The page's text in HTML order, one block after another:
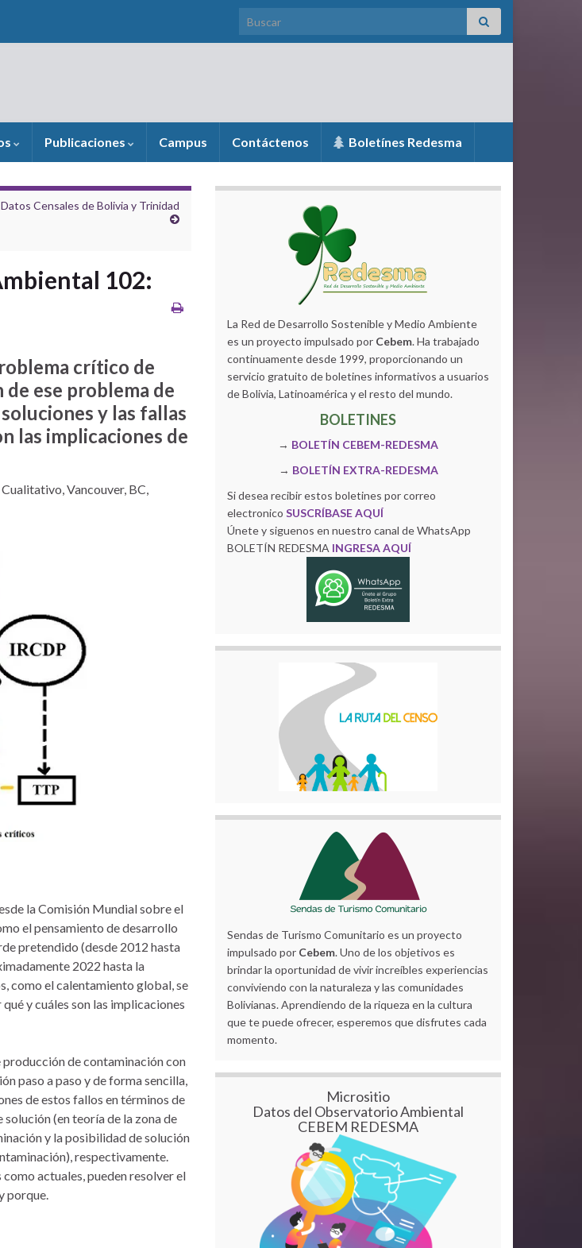
Search for:
Publicaciones Campus Contáctenos Boletínes Redesma
Censales de Bolivia y Trinidad
102:
crítico de
ese problema de
y las fallas
las implicaciones de
Vancouver, BC,
la Comisión Mundial sobre el
el pensamiento de desarrollo
pretendido (desde 2012 hasta
2022 hasta la
como el calentamiento global, se
y cuáles son las implicaciones
de contaminación con
paso a paso y de forma sencilla,
de estos fallos en términos de
(en teoría de la zona de
y la posibilidad de solución
respectivamente.
actuales, pueden resolver el
porque.
La Red de Desarrollo Sostenible y Medio Ambiente
es un proyecto impulsado por Cebem. Ha trabajado
continuamente desde 1999, proporcionando un
servicio gratuito de boletines informativos a usuarios
de Bolivia, Latinoamérica y el resto del mundo.
BOLETINES
→ BOLETÍN CEBEM-REDESMA
→ BOLETÍN EXTRA-REDESMA
Si desea recibir estos boletines por correo
electronico SUSCRÍBASE AQUÍ
Únete y siguenos en nuestro canal de WhatsApp
BOLETÍN REDESMA INGRESA AQUÍ
Sendas de Turismo Comunitario es un proyecto
impulsado por Cebem. Uno de los objetivos es
brindar la oportunidad de vivir increíbles experiencias
conviviendo con la naturaleza y las comunidades
Bolivianas. Aprendiendo de la riqueza en la cultura
que te puede ofrecer, esperemos que disfrutes cada
momento.
Micrositio
Datos del Observatorio Ambiental
CEBEM REDESMA